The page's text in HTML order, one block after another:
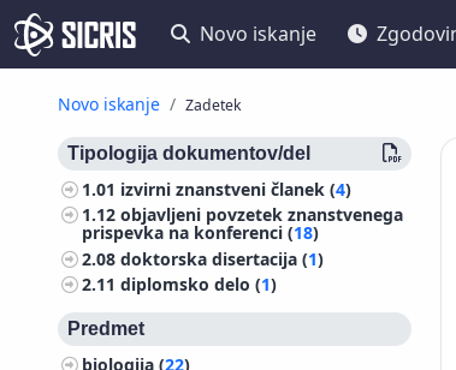
Novo iskanje
Novo iskanje Zadetek
Tipologija dokumentov/del
1.01 izvirni znanstveni članek (4)
1.12objavljeni povzetek znanstvenega
prispevka na konferenci (18)
2.08doktorska disertacija (1)
2.11diplomsko delo (1)
Predmet
biologija (22)